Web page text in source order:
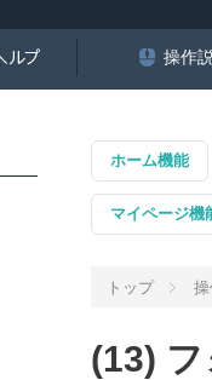
操作
ホーム機能
マイページ機
トップ
(13)